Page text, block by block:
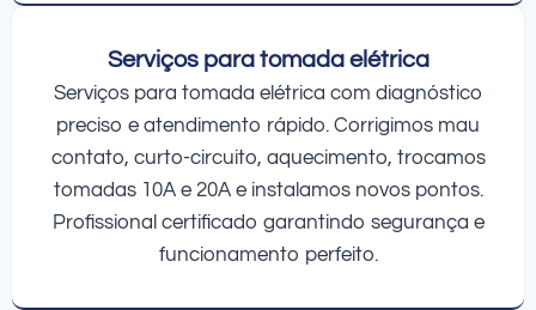
Serviços para tomada elétrica
Serviços para tomada elétrica com diagnóstico
preciso e atendimento rápido. Corrigimos mau
contato, curto-circuito, aquecimento, trocamos
tomadas 10A e 20A e instalamos novos pontos.
Profissional certificado garantindo segurança e
funcionamento perfeito.